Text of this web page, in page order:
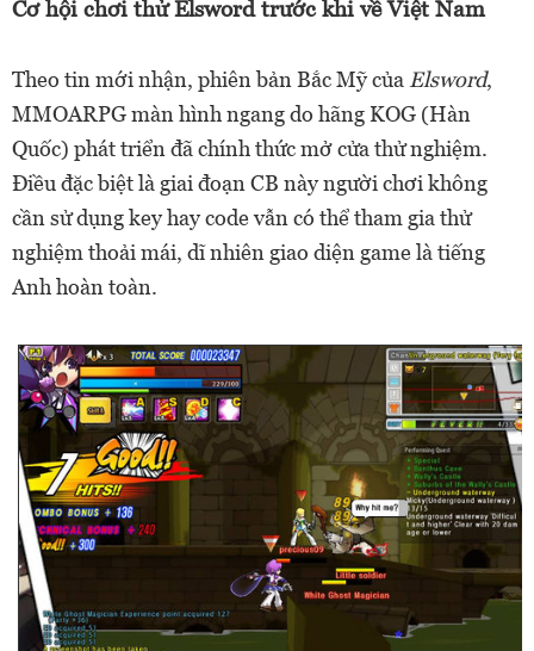
Cơ hội chơi thử Elsword trước khi về Việt Nam
Theo tin mới nhận, phiên bản Bắc Mỹ của Elsword,
MMOARPG màn hình ngang do hãng KOG (Hàn
Quốc) phát triển đã chính thức mở cửa thử nghiệm.
Điều đặc biệt là giai đoạn CB này người chơi không
cần sử dụng key hay code vẫn có thể tham gia thử
nghiệm thoải mái, dĩ nhiên giao diện game là tiếng
Anh hoàn toàn.